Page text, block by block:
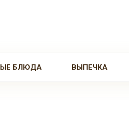
БЛЮДА ВЫПЕЧКА